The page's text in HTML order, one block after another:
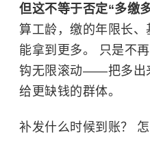
但这不等于否定“多缴
算工龄，缴的年限长
能拿到更多。 只是不
钩无限滚动——把多出
给更缺钱的群体。
补发什么时候到账？ 怎